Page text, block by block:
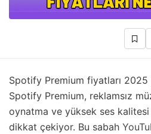
Spotify Premium fiyatları 2025
Spotify Premium, reklamsız
oynatma ve yüksek ses
dikkat çekiyor. Bu sabah